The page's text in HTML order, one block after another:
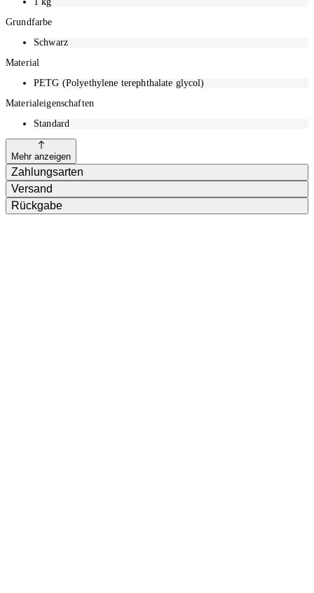
Grundfarbe
Schwarz
Material
PETG (Polyethylene terephthalate glycol)
Materialeigenschaften
Standard
Mehr anzeigen
Zahlungsarten
Versand
Rückgabe